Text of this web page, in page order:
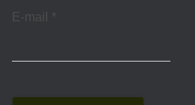
E-mail *